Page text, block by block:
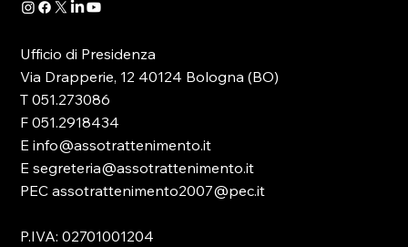
Ufficio di Presidenza
Via Drapperie, 12 40124 Bologna (BO)
T 051.273086
F 051.2918434
E info@assotrattenimento.it
E segreteria@assotrattenimento.it
PEC assotrattenimento2007@pec.it
P.IVA: 02701001204